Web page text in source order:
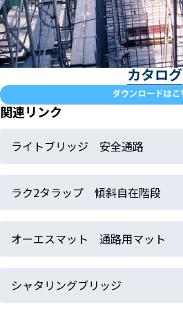
カタログ
関連リンク
ライトブリッジ 安全通路
ラク2タラップ 傾斜自在階段
オーエスマット 通路用マット
シャタリングブリッジ